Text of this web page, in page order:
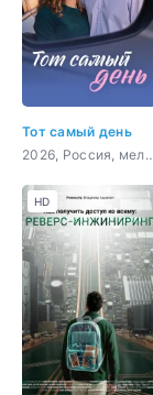
Тот самый день
2026,
HD